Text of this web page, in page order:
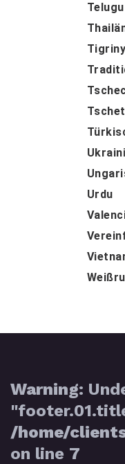
Telugu
Urdu
Warning:
/home/
on line 7